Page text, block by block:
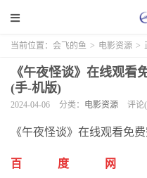
当前位置： 会飞的鱼 > 电影资源 >
《午夜怪谈》在线观看
(手-机版)
2024-04-06 分类： 电影资源 评论
《午夜怪谈》在线观看免
百度